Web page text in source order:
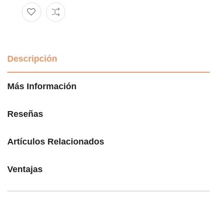
Descripción
Más Información
Reseñas
Artículos Relacionados
Ventajas